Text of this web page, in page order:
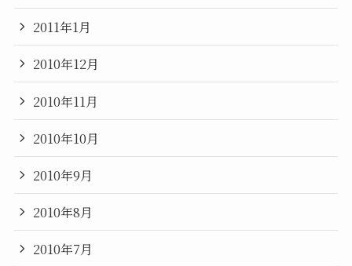
2011年1月
2010年12月
2010年11月
2010年10月
2010年9月
2010年8月
2010年7月